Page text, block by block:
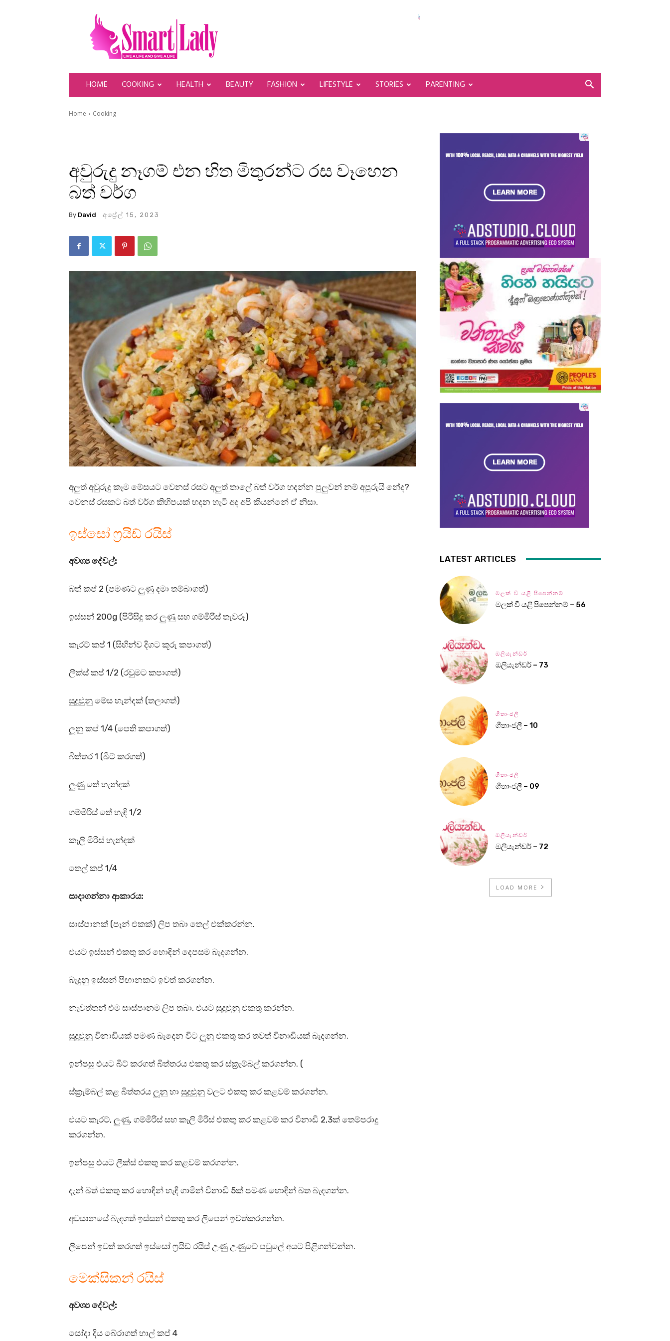
SmartLady
HOME COOKING HEALTH BEAUTY FASHION LIFESTYLE STORIES PARENTING
Home Cooking
අවුරුදු නෑගම් එන හිත මිතුරන්ට රස වෑහෙන
බත් වර්ග
By David අප්‍රේල් 15, 2023
අලුත් අවුරුදු කෑම මේසයට වෙනස් රසට අලුත් තාලේ බත් වර්ග හදන්න පුලුවන් නම් අපූරුයි නේද?
වෙනස් රසකට බත් වර්ග කිහිපයක් හදන හැටි අද අපි කියන්නේ ඒ නිසා.
ඉස්සෝ ෆ්‍රයිඩ් රයිස්
අවශ්‍ය දේවල්:
බත් කප් 2 (පමණට ලුණු දමා තම්බාගත්)
ඉස්සන් 200g (පිරිසිදු කර ලුණු සහ ගම්මිරිස් තැවරූ)
කැරට් කප් 1 (සිහින්ව දිගට කූරු කපාගත්)
ලීක්ස් කප් 1/2 (රවුමට කපාගත්)
සුදුළුුනු මේස හැන්දක් (තලාගත්)
ලූනු කප් 1/4 (පෙති කපාගත්)
බිත්තර 1 (බීට් කරගත්)
ලුණු තේ හැන්දක්
ගම්මිරිස් තේ හැඳි 1/2
කෑලි මිරිස් හැන්දක්
තෙල් කප් 1/4
සාදාගන්නා ආකාරය:
සාස්පානක් (පෑන් එකක්) ලිප තබා තෙල් එක්කරන්න.
එයට ඉස්සන් එකතු කර හොඳින් දෙපසම බැදගන්න.
බැදුනු ඉස්සන් පිඟානකට ඉවත් කරගන්න.
නැවත්තන් එම සාස්පානම ලිප තබා, එයට සුදුළුුනු එකතු කරන්න.
සුදුළුුනු විනාඩියක් පමණ බැදෙන විට ලූනු එකතු කර තවත් විනාඩියක් බැදගන්න.
ඉන්පසු එයට බීට් කරගත් බිත්තරය එකතු කර ස්ක්‍රැම්බල් කරගන්න. (
ස්ක්‍රැම්බල් කළ බිත්තරය ලූනු හා සුදුළුුනු වලට එකතු කර කළවම් කරගන්න.
එයට කැරට්, ලුණු, ගම්මිරිස් සහ කෑලි මිරිස් එකතු කර කළවම් කර විනාඩි 2,3ක් තෙම්පරාදු
කරගන්න.
ඉන්පසු එයට ලීක්ස් එකතු කර කළවම් කරගන්න.
දැන් බත් එකතු කර හොඳින් හැඳි ගාමින් විනාඩි 5ක් පමණ හොඳින් බත බැදගන්න.
අවසානයේ බැදගත් ඉස්සන් එකතු කර ලිපෙන් ඉවත්කරගන්න.
ලිපෙන් ඉවත් කරගත් ඉස්සෝ ෆ්‍රයිඩ් රයිස් උණු උණුවේ පවුලේ අයට පිළිගන්වන්න.
මෙක්සිකන් රයිස්
අවශ්‍ය දේවල්:
සෝදා දිය බේරාගත් හාල් කප් 4
LATEST ARTICLES
මලක් වී යළි පිපෙන්නම්
මලක් වී යළි පිපෙන්නම් – 56
ඔලියැන්ඩර්
ඔලියැන්ඩර් – 73
ගීතාංජලී
ගීතාංජලී – 10
ගීතාංජලී
ගීතාංජලී – 09
ඔලියැන්ඩර්
ඔලියැන්ඩර් – 72
LOAD MORE